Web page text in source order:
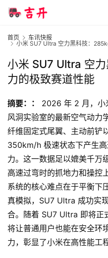
页
智
车
时
代
新
能
源
评
测
师
首页
车讯快报
小米 SU7 Ultra 空力黑科技：
小米 SU7 Ultra 空
力的极致赛道性能
摘要：：
2026 年 2 月，小
风洞实验室的最新空气动力
纤维固定式尾翼、主动前铲
350km/h 极速状态下产生
力。这一数据足以媲美千万
高速过弯时的抓地力和操控
系统的核心难点在于平衡下
真模拟，SU7 Ultra 成功实
合。随着 SU7 Ultra 即将正
将让普通用户也能在安全环
力，彰显了小米在高性能工